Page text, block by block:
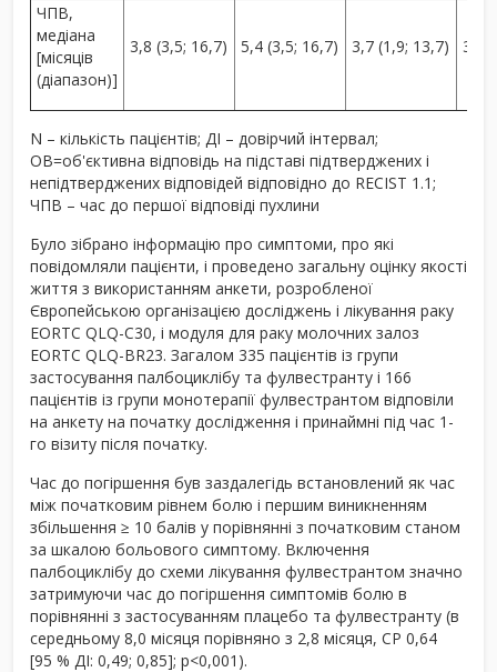
ЧПВ,
медіана
[місяців
(діапазон)]
3,8 (3,5; 16,7) 5,4 (3,5; 16,7) 3,7 (1,9; 13,7) 3,6
N – кількість пацієнтів; ДІ – довірчий інтервал;
ОВ=об'єктивна відповідь на підставі підтверджених і
непідтверджених відповідей відповідно до RECIST 1.1;
ЧПВ – час до першої відповіді пухлини
Було зібрано інформацію про симптоми, про які
повідомляли пацієнти, і проведено загальну оцінку якості
життя з використанням анкети, розробленої
Європейською організацією досліджень і лікування раку
EORTC QLQ-C30, і модуля для раку молочних залоз
EORTC QLQ-BR23. Загалом 335 пацієнтів із групи
застосування палбоциклібу та фулвестранту і 166
пацієнтів із групи монотерапії фулвестрантом відповіли
на анкету на початку дослідження і принаймні під час 1-
го візиту після початку.
Час до погіршення був заздалегідь встановлений як час
між початковим рівнем болю і першим виникненням
збільшення ≥ 10 балів у порівнянні з початковим станом
за шкалою больового симптому. Включення
палбоциклібу до схеми лікування фулвестрантом значно
затримуючи час до погіршення симптомів болю в
порівнянні з застосуванням плацебо та фулвестранту (в
середньому 8,0 місяця порівняно з 2,8 місяця, СР 0,64
[95 % ДІ: 0,49; 0,85]; p<0,001).